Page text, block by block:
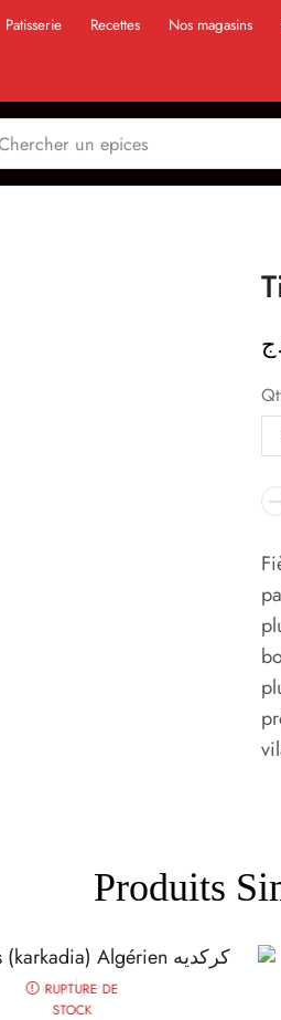
Patisserie Recettes Nos magasins
Produits
RUPTURE DE
STOCK